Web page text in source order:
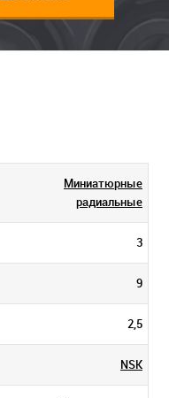
Миниатюрные
радиальные
3
9
2,5
NSK